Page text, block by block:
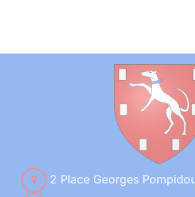
2 Place Georges